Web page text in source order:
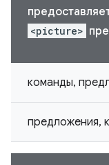
<picture>
команды,
предложения,